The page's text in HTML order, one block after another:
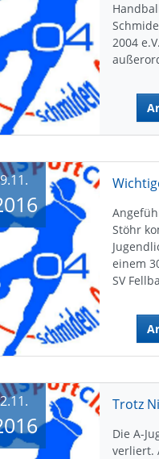
2004
Stöhr
einem
SV
Die A-
verliert.